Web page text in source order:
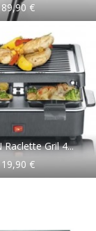
89,90 €
Raclette Gril 4...
19,90 €